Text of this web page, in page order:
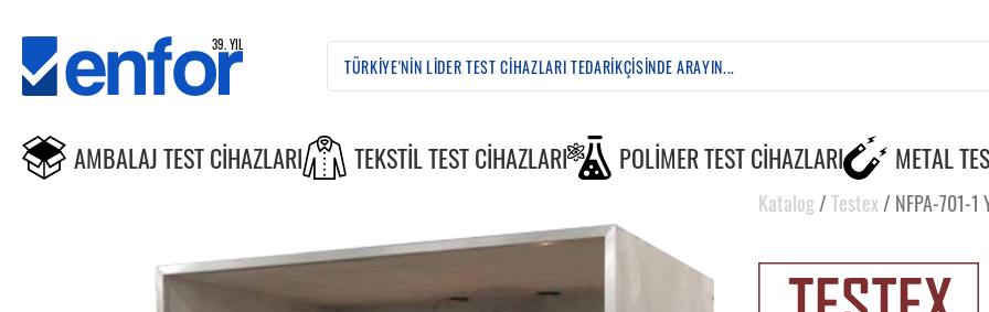
AMBALAJ TEST CIHAZLARI TEKSTIL TEST CIHAZLARI POLIMER TEST CIHAZLARI METAL
Katalog/Testex/ NFPA-701-1